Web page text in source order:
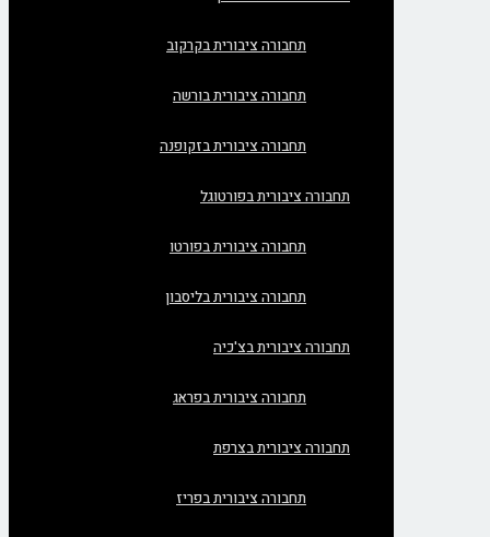
תחבורה ציבורית בקרקוב
תחבורה ציבורית בורשה
תחבורה ציבורית בזקופנה
תחבורה ציבורית בפורטוגל
תחבורה ציבורית בפורטו
תחבורה ציבורית בליסבון
תחבורה ציבורית בצ'כיה
תחבורה ציבורית בפראג
תחבורה ציבורית בצרפת
תחבורה ציבורית בפריז